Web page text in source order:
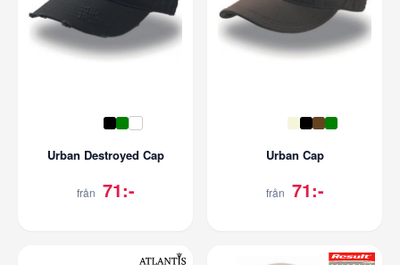
Urban Destroyed Cap
från 71:-
Urban Cap
från 71:-